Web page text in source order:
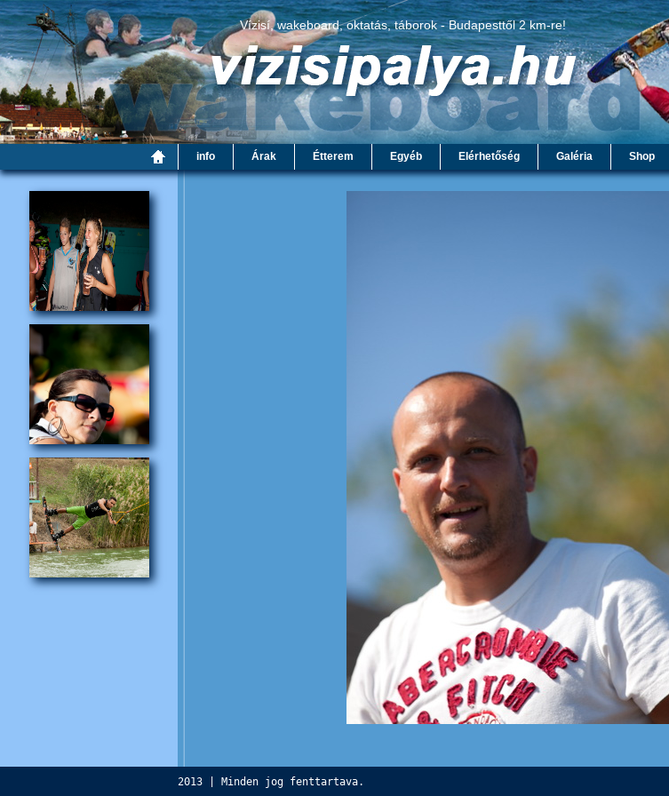
Vízisí, wakeboard, oktatás, táborok - Budapesttől 2 km-re!
info Árak Étterem Egyéb Elérhetőség Galéria Shop
2013 | Minden jog fenttartava.